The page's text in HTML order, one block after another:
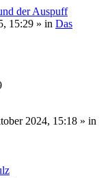
der Auspuff
15:29 » in Das
2024, 15:18 » in